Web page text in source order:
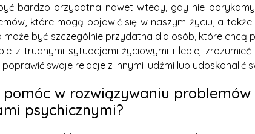
bardzo przydatna nawet wtedy, gdy nie
które mogą pojawić się w naszym życiu, a
być szczególnie przydatna dla osób, które chcą
z trudnymi sytuacjami życiowymi i lepiej
swoje relacje z innymi ludźmi lub udoskonalić
w rozwiązywaniu
psychicznymi?